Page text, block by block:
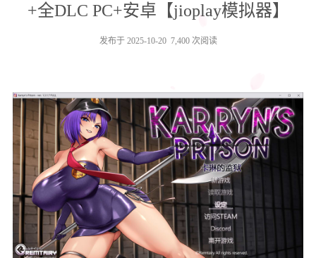
+全DLC PC+安卓【jioplay模拟器】
发布于 2025-10-20 7,400 次阅读